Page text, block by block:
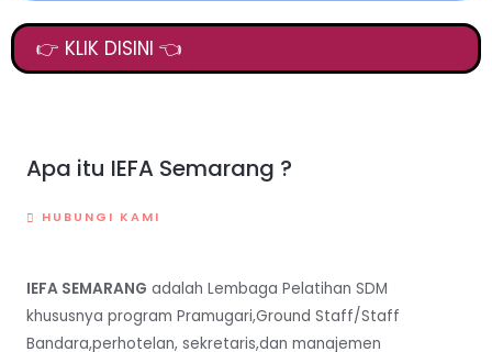
👉 KLIK DISINI 👈
Apa itu IEFA Semarang ?
HUBUNGI KAMI
IEFA SEMARANG adalah Lembaga Pelatihan SDM
khususnya program Pramugari,Ground Staff/Staff
Bandara,perhotelan, sekretaris,dan manajemen